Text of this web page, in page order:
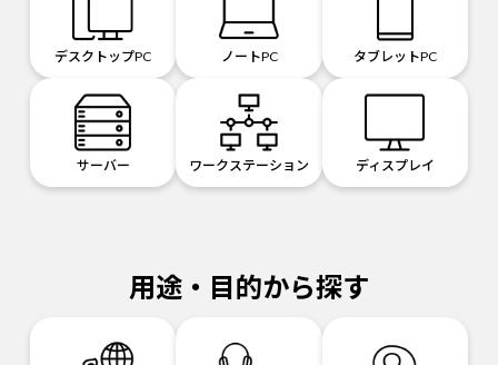
デスクトップPC ノートPC タブレットPC
サーバー ワークステーション ディスプレイ
用途・目的から探す